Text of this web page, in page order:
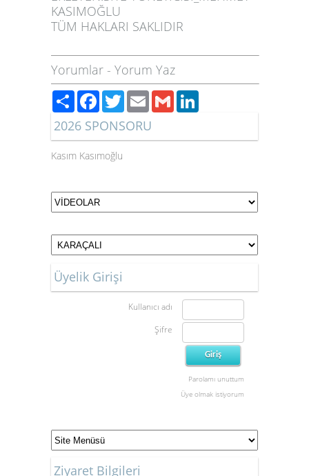
KASIMOĞLU
TÜM HAKLARI SAKLIDIR
Yorumlar - Yorum Yaz
PaylaşFacebook
TwitterEmailGmail
2026 SPONSORU
Kasım Kasımoğlu
Üyelik Girişi
Kullanıcı adı
Şifre
Parolamı unuttum
Üye olmak istiyorum
Ziyaret Bilgileri